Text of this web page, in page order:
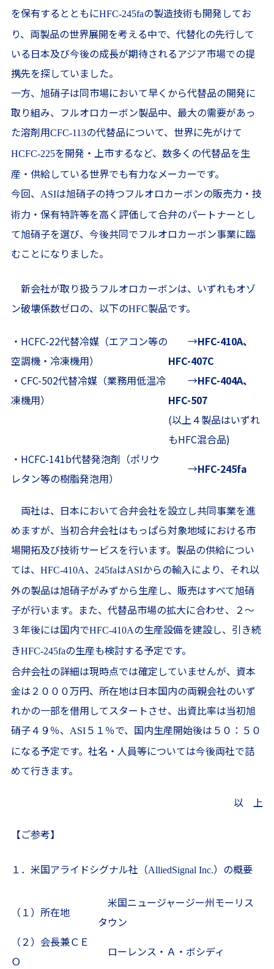
を保有するとともにHFC-245faの製造技術も開発してお
り、両製品の世界展開を考える中で、代替化の先行して
いる日本及び今後の成長が期待されるアジア市場での提
携先を探していました。
一方、旭硝子は同市場において早くから代替品の開発に
取り組み、フルオロカーボン製品中、最大の需要があっ
た溶剤用CFC-113の代替品について、世界に先がけて
HCFC-225を開発・上市するなど、数多くの代替品を生
産・供給している世界でも有力なメーカーです。
今回、
ASIは旭硝子の持つフルオロカーボンの販売力・技
術力・保有特許等を高く評価して合弁のパートナーとし
て旭硝子を選び、今後共同でフルオロカーボン事業に臨
むことになりました。
新会社が取り扱うフルオロカーボンは、いずれもオゾ
ン破壊係数ゼロの、以下のHFC製品です。
・HCFC-22代替冷媒（エアコン等の
空調機・冷凍機用）
→HFC-410A、
HFC-407C
・CFC-502代替冷媒（業務用低温冷
凍機用）
→HFC-404A、
HFC-507
(以上４製品はいずれ
もHFC混合品)
・HCFC-141b代替発泡剤（ポリウ
レタン等の樹脂発泡用）
→HFC-245fa
両社は、日本において合弁会社を設立し共同事業を進
めますが、当初合弁会社はもっぱら対象地域における市
場開拓及び技術サービスを行います。製品の供給につい
ては、 HFC-410A、 245faはASIからの輸入により、それ以
外の製品は旭硝子がみずから生産し、販売はすべて旭硝
子が行います。また、代替品市場の拡大に合わせ、２〜
３年後には国内でHFC-410Aの生産設備を建設し、引き続
きHFC-245faの生産も検討する予定です。
合弁会社の詳細は現時点では確定していませんが、資本
金は２０００万円、所在地は日本国内の両親会社のいず
れかの一部を借用してスタートさせ、出資比率は当初旭
硝子４９％、
ASI５１％で、国内生産開始後は５０：５０
になる予定です。社名・人員等については今後両社で詰
めて行きます。
以 上
【ご参考】
１．米国アライドシグナル社（AlliedSignal Inc.）の概要
（１）所在地
米国ニュージャージー州モーリス
タウン
（２）会長兼ＣＥ
Ｏ
ローレンス・Ａ・ボシディ